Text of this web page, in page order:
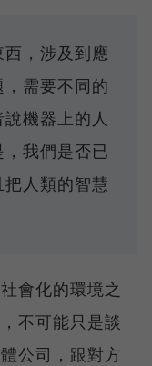
，涉及到應
需要不同的
機器上的人
我們是否已
人類的智慧
會化的環境之
不可能只是談
公司，跟對方